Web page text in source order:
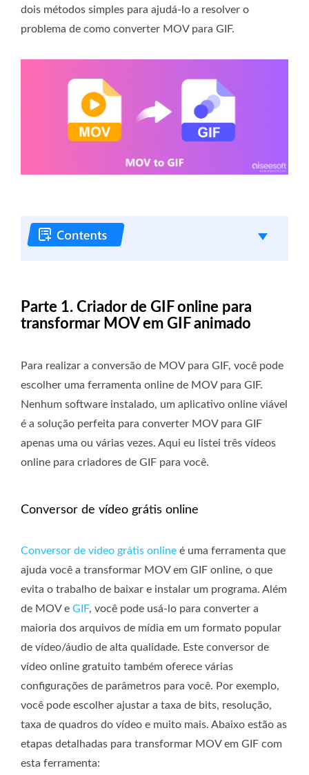
dois métodos simples para ajudá-lo a resolver o
problema de como converter MOV para GIF.
Parte 1. Criador de GIF online para
transformar MOV em GIF animado
Para realizar a conversão de MOV para GIF, você pode
escolher uma ferramenta online de MOV para GIF.
Nenhum software instalado, um aplicativo online viável
é a solução perfeita para converter MOV para GIF
apenas uma ou várias vezes. Aqui eu listei três vídeos
online para criadores de GIF para você.
Conversor de vídeo grátis online
Conversor de vídeo grátis online é uma ferramenta que
ajuda você a transformar MOV em GIF online, o que
evita o trabalho de baixar e instalar um programa. Além
de MOV e GIF, você pode usá-lo para converter a
maioria dos arquivos de mídia em um formato popular
de vídeo/áudio de alta qualidade. Este conversor de
vídeo online gratuito também oferece várias
configurações de parâmetros para você. Por exemplo,
você pode escolher ajustar a taxa de bits, resolução,
taxa de quadros do vídeo e muito mais. Abaixo estão as
etapas detalhadas para transformar MOV em GIF com
esta ferramenta: